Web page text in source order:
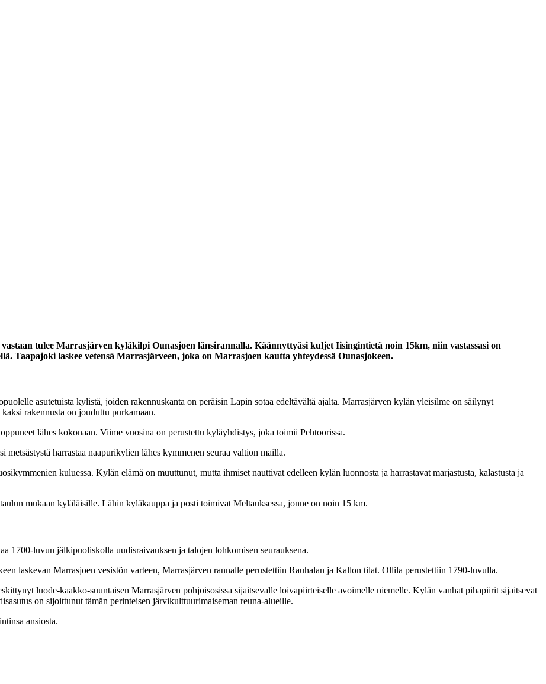
tulee Marrasjärven kyläkilpi Ounasjoen länsirannalla. Käännyttyäsi kuljet Iisingintietä noin 15km, niin vastassasi on
Taapajoki laskee vetensä Marrasjärveen, joka on Marrasjoen kautta yhteydessä Ounasjokeen.
asutetuista kylistä, joiden rakennuskanta on peräisin Lapin sotaa edeltävältä ajalta. Marrasjärven kylän yleisilme on säilynyt
rakennusta on jouduttu purkamaan.
lähes kokonaan. Viime vuosina on perustettu kyläyhdistys, joka toimii Pehtoorissa.
harrastaa naapurikylien lähes kymmenen seuraa valtion mailla.
kuluessa. Kylän elämä on muuttunut, mutta ihmiset nauttivat edelleen kylän luonnosta ja harrastavat marjastusta, kalastusta ja
mukaan kyläläisille. Lähin kyläkauppa ja posti toimivat Meltauksessa, jonne on noin 15 km.
1700-luvun jälkipuoliskolla uudisraivauksen ja talojen lohkomisen seurauksena.
laskevan Marrasjoen vesistön varteen, Marrasjärven rannalle perustettiin Rauhalan ja Kallon tilat. Ollila perustettiin 1790-luvulla.
luode-kaakko-suuntaisen Marrasjärven pohjoisosissa sijaitsevalle loivapiirteiselle avoimelle niemelle. Kylän vanhat pihapiirit sijaitsevat
on sijoittunut tämän perinteisen järvikulttuurimaiseman reuna-alueille.
ansiosta.